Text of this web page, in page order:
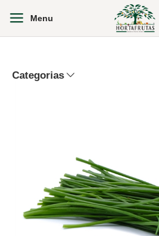
Menu
Categorias